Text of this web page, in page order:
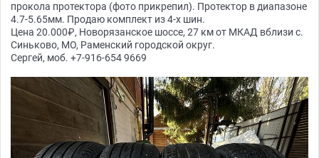
прокола протектора (фото прикрепил). Протектор в диапазоне
4.7-5.65мм. Продаю комплект из 4-х шин.
Цена 20.000₽, Новорязанское шоссе, 27 км от МКАД вблизи с.
Синьково, МО, Раменский городской округ.
Сергей, моб. +7-916-654 9669